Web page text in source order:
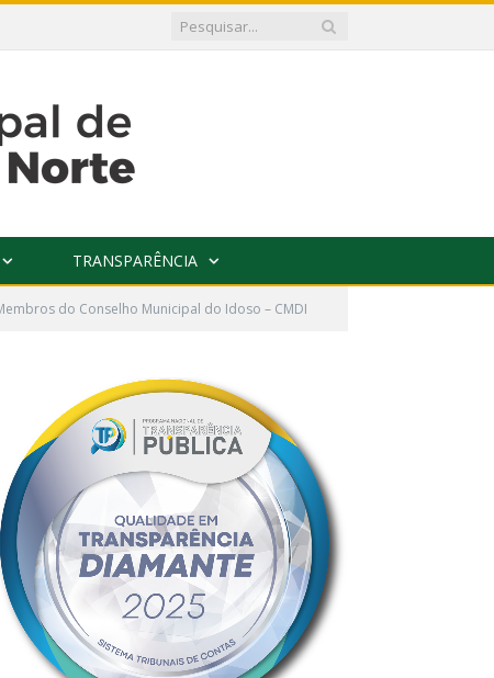
TRANSPARÊNCIA
do Conselho Municipal do Idoso – CMDI